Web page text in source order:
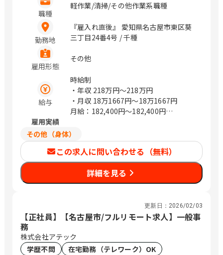
職種
軽作業/清掃/その他作業系職種
勤務地
『雇入れ直後』 愛知県名古屋市東区葵
三丁目24番4号 / 千種
雇用形態
その他
給与
時給制
・年収 218万円〜218万円
・月収 18万1667円〜18万1667円
月給：182,400円～182,400円
年収、月給は週30時間働いた場合の目安
金額になります
雇用実績
その他（身体）
この求人に問い合わせる（無料）
詳細を見る
更新日： 2026/02/03
【正社員】【名古屋市/フルリモート求人】一般事
務
株式会社アテック
学歴不問
在宅勤務（テレワーク）OK